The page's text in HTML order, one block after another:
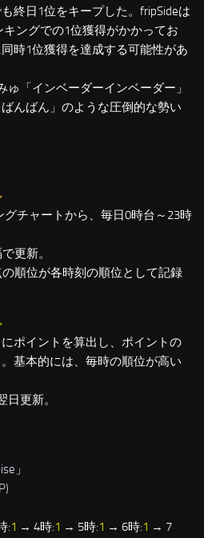
終日1位をキープした。fripSideは
ングでの1位獲得がかかってお
時1位獲得を達成する可能性があ
「インベーダーインベーダー」
んばん」のような圧倒的な勢い
グチャートから、毎日0時台～23時
更新。
順位が各時刻の順位として記録
ポイントを算出し、ポイントの
基本的には、毎時の順位が高い
日更新。
」
:1 → 4時:1 → 5時:1 → 6時:1 → 7